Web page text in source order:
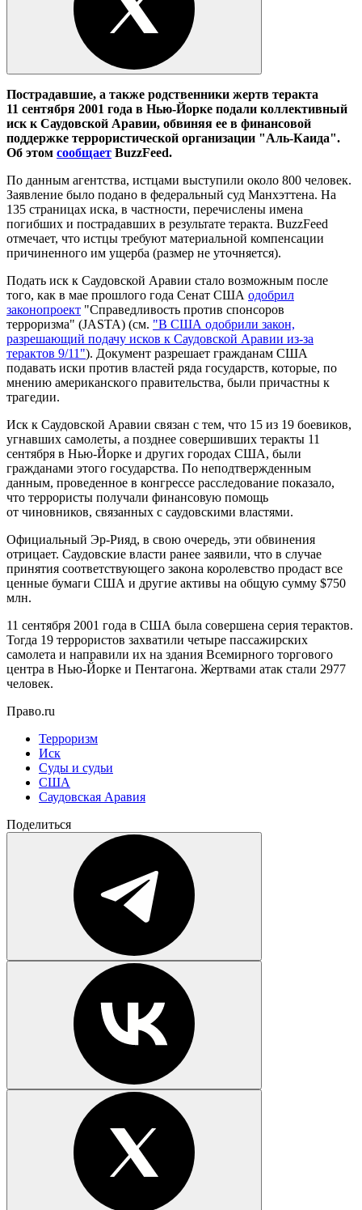
Пострадавшие, а также родственники жертв теракта
11 сентября 2001 года в Нью-Йорке подали коллективный
иск к Саудовской Аравии, обвиняя ее в финансовой
поддержке террористической организации "Аль-Каида".
Об этом сообщает BuzzFeed.
По данным агентства, истцами выступили около 800 человек.
Заявление было подано в федеральный суд Манхэттена. На
135 страницах иска, в частности, перечислены имена
погибших и пострадавших в результате теракта. BuzzFeed
отмечает, что истцы требуют материальной компенсации
причиненного им ущерба (размер не уточняется).
Подать иск к Саудовской Аравии стало возможным после
того, как в мае прошлого года Сенат США одобрил
законопроект "Справедливость против спонсоров
терроризма" (JASTA) (см. "В США одобрили закон,
разрешающий подачу исков к Саудовской Аравии из-за
терактов 9/11"). Документ разрешает гражданам США
подавать иски против властей ряда государств, которые, по
мнению американского правительства, были причастны к
трагедии.
Иск к Саудовской Аравии связан с тем, что 15 из 19 боевиков,
угнавших самолеты, а позднее совершивших теракты 11
сентября в Нью-Йорке и других городах США, были
гражданами этого государства. По неподтвержденным
данным, проведенное в конгрессе расследование показало,
что террористы получали финансовую помощь
от чиновников, связанных с саудовскими властями.
Официальный Эр-Рияд, в свою очередь, эти обвинения
отрицает. Саудовские власти ранее заявили, что в случае
принятия соответствующего закона королевство продаст все
ценные бумаги США и другие активы на общую сумму $750
млн.
11 сентября 2001 года в США была совершена серия терактов.
Тогда 19 террористов захватили четыре пассажирских
самолета и направили их на здания Всемирного торгового
центра в Нью-Йорке и Пентагона. Жертвами атак стали 2977
человек.
Право.ru
Терроризм
Иск
Суды и судьи
США
Саудовская Аравия
Поделиться